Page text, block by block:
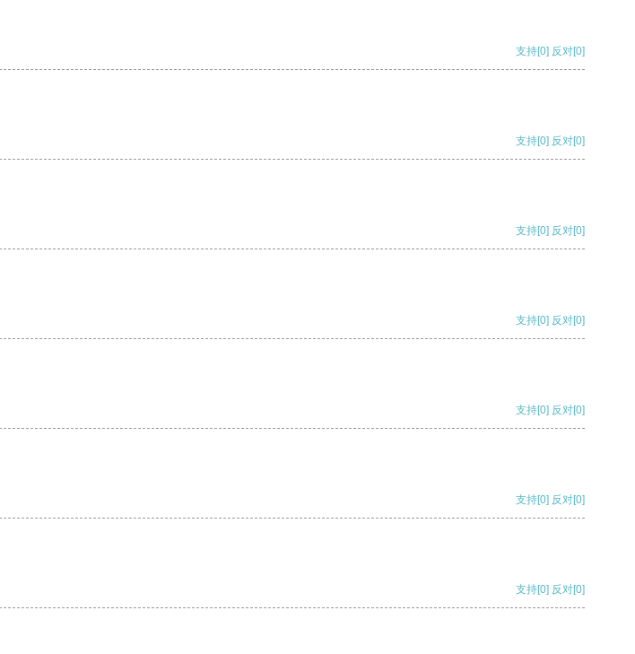
支持[0] 反对[0]
支持[0] 反对[0]
支持[0] 反对[0]
支持[0] 反对[0]
支持[0] 反对[0]
支持[0] 反对[0]
支持[0] 反对[0]